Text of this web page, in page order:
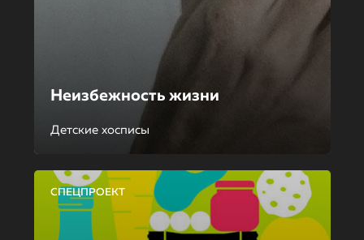
Неизбежность жизни
Детские хосписы
СПЕЦПРОЕКТ